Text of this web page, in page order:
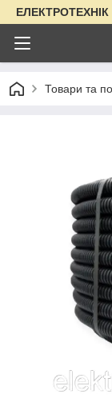
ЕЛЕКТРОТЕХНІК
Товари та